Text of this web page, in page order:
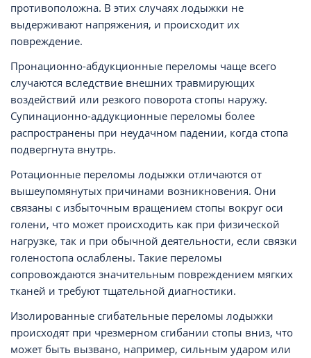
противоположна. В этих случаях лодыжки не
выдерживают напряжения, и происходит их
повреждение.
Пронационно-абдукционные переломы чаще всего
случаются вследствие внешних травмирующих
воздействий или резкого поворота стопы наружу.
Супинационно-аддукционные переломы более
распространены при неудачном падении, когда стопа
подвергнута внутрь.
Ротационные переломы лодыжки отличаются от
вышеупомянутых причинами возникновения. Они
связаны с избыточным вращением стопы вокруг оси
голени, что может происходить как при физической
нагрузке, так и при обычной деятельности, если связки
голеностопа ослаблены. Такие переломы
сопровождаются значительным повреждением мягких
тканей и требуют тщательной диагностики.
Изолированные сгибательные переломы лодыжки
происходят при чрезмерном сгибании стопы вниз, что
может быть вызвано, например, сильным ударом или